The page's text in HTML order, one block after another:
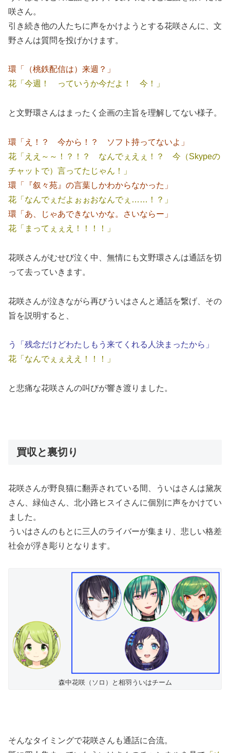
咲さん。
引き続き他の人たちに声をかけようとする花咲さんに、文
野さんは質問を投げかけます。
環「（桃鉄配信は）来週？」
花「今週！ っていうか今だよ！ 今！」
と文野環さんはまったく企画の主旨を理解してない様子。
環「え！？ 今から！？ ソフト持ってないよ」
花「ええ～～！？！？ なんでぇえぇ！？ 今（Skypeの
チャットで）言ってたじゃん！」
環「『叙々苑』の言葉しかわからなかった」
花「なんでぇだよぉぉおなんでぇ……！？」
環「あ、じゃあできないかな。さいならー」
花「まってぇぇえ！！！！」
花咲さんがむせび泣く中、無情にも文野環さんは通話を切
って去っていきます。
花咲さんが泣きながら再びういはさんと通話を繋げ、その
旨を説明すると、
う「残念だけどわたしもう来てくれる人決まったから」
花「なんでぇぇええ！！！」
と悲痛な花咲さんの叫びが響き渡りました。
買収と裏切り
花咲さんが野良猫に翻弄されている間、ういはさんは黛灰
さん、緑仙さん、北小路ヒスイさんに個別に声をかけてい
ました。
ういはさんのもとに三人のライバーが集まり、悲しい格差
社会が浮き彫りとなります。
森中花咲（ソロ）と相羽ういはチーム
そんなタイミングで花咲さんも通話に合流。